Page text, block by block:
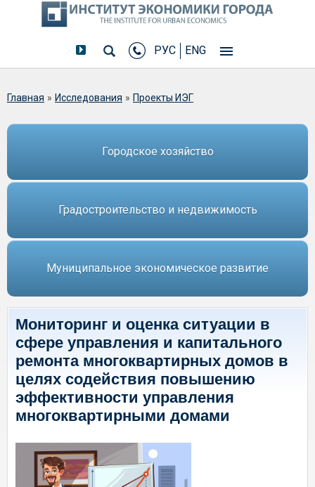
РУС ENG
Вы здесь
Главная » Исследования » Проекты ИЭГ
Городское хозяйство
Градостроительство и недвижимость
Муниципальное экономическое развитие
Мониторинг и оценка ситуации в
сфере управления и капитального
ремонта многоквартирных домов в
целях содействия повышению
эффективности управления
многоквартирными домами